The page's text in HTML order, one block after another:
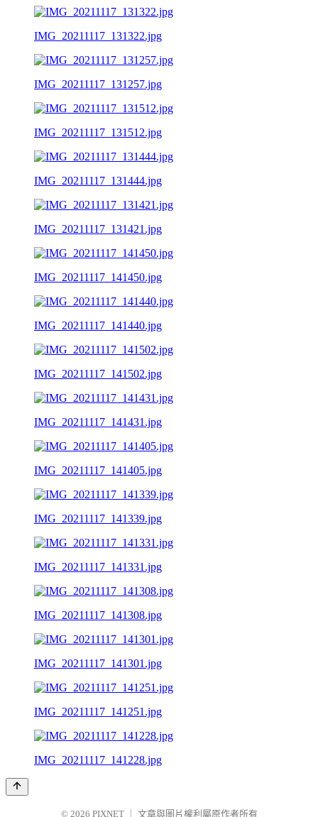
IMG_20211117_131322.jpg
IMG_20211117_131257.jpg
IMG_20211117_131512.jpg
IMG_20211117_131444.jpg
IMG_20211117_131421.jpg
IMG_20211117_141450.jpg
IMG_20211117_141440.jpg
IMG_20211117_141502.jpg
IMG_20211117_141431.jpg
IMG_20211117_141405.jpg
IMG_20211117_141339.jpg
IMG_20211117_141331.jpg
IMG_20211117_141308.jpg
IMG_20211117_141301.jpg
IMG_20211117_141251.jpg
IMG_20211117_141228.jpg
© 2026 PIXNET 文章與圖片權利屬原作者所有